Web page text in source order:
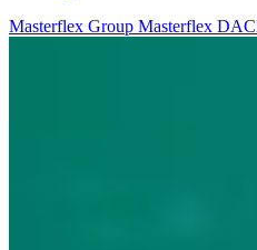
Masterflex Group Masterflex